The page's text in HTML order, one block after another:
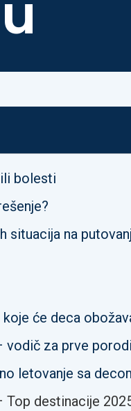
bolesti
situacija na
će deca
vodič za prve
letovanje sa
Top destinacije